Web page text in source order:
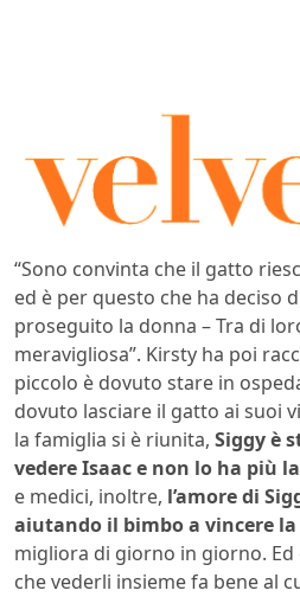
“Sono convinta che il gatto
ed è per questo che ha deciso
proseguito la donna – Tra di
meravigliosa”. Kirsty ha poi
piccolo è dovuto stare in
dovuto lasciare il gatto ai suoi
la famiglia si è riunita, Siggy è
vedere Isaac e non lo ha più
e medici, inoltre, l’amore di
aiutando il bimbo a vincere
migliora di giorno in giorno.
che vederli insieme fa bene al